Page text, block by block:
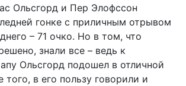
Ольсгорд и Пер Элофссон
гонке с приличным отрывом
– 71 очко. Но в том, что
знали все – ведь к
Ольсгорд подошел в отличной
в его пользу говорили и